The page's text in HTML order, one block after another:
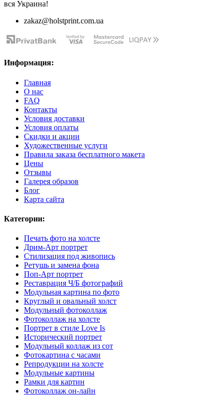
вся Украина!
zakaz@holstprint.com.ua
Информация:
Главная
О нас
FAQ
Контакты
Условия доставки
Условия оплаты
Скидки и акции
Художественные услуги
Правила заказа бесплатного макета
Цены
Отзывы
Галерея образов
Блог
Карта сайта
Категории:
Печать фото на холсте
Дрим-Арт портрет
Стилизация под живопись
Ретушь и замена фона
Поп-Арт портрет
Реставрация Ч/Б фотографий
Модульная картина по фото
Круглый и овальный холст
Модульный фотоколлаж
Фотоколлаж на холсте
Портрет в стиле Love Is
Исторический портрет
Модульный коллаж из сот
Фотокартина с часами
Репродукции на холсте
Модульные картины
Рамки для картин
Фотоколлаж он-лайн